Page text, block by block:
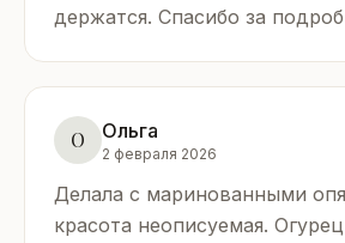
держатся. Спасибо за
О Ольга
2 февраля 2026
Делала с маринованными
красота неописуемая.